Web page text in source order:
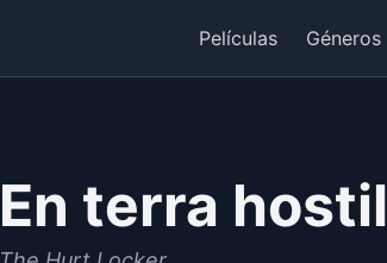
Películas Géneros
En terra hostil